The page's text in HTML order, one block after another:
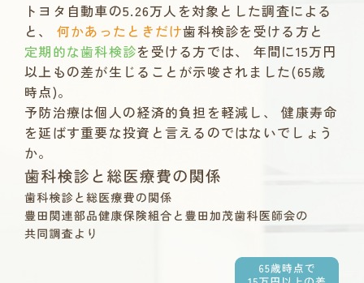
トヨタ自動車の5.26万人を対象とした調査による
と、
何かあったときだけ歯科検診を受ける方と
定期的な歯科検診を受ける方では、
年間に15万円
以上もの差が生じることが示唆されました(65歳
時点)。
予防治療は個人の経済的負担を軽減し、
健康寿命
を延ばす重要な投資と言えるのではないでしょう
か。